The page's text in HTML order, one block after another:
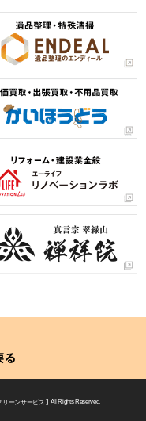
る
ーンサービス 】 All Rights Reserved.